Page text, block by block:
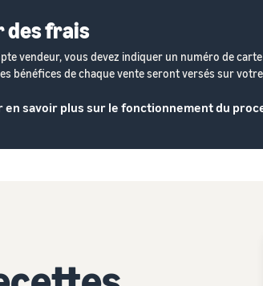
des frais
vendeur, vous devez indiquer un numéro de
bénéfices de chaque vente seront versés sur
savoir plus sur le fonctionnement du